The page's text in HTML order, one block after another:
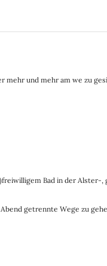
mehr und mehr am we zu
Bad in der Alster-,
getrennte Wege zu